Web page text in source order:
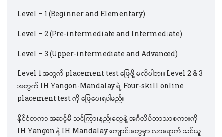
Level – 1 (Beginner and Elementary)
Level – 2 (Pre-intermediate and Intermediate)
Level – 3 (Upper-intermediate and Advanced)
Level 1 အတွက် placement test ဖြေဖို့ မလိုပါဘူး။ Level 2 & 3
အတွက် IH Yangon-Mandalay ရဲ့ Four-skill online
placement test ကို ဖြေပေးရပါမည်။
နိုင်ငံတကာ အဆင့်မီ သင်ကြားနည်းတွေနဲ့ အင်္ဂလိပ်ဘာသာစကားကို
IH Yangon နဲ့ IH Mandalay ကျောင်းတွေမှာ လာရောက် သင်ယူ